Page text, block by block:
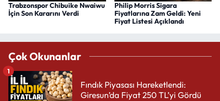
Trabzonspor Chibuike Nwaiwu
İçin Son Kararını Verdi
Philip Morris Sigara
Fiyatlarına Zam Geldi: Yeni
Fiyat Listesi Açıklandı
Çok Okunanlar
Fındık Piyasası Hareketlendi:
Giresun’da Fiyat 250 TL’yi Gördü
1